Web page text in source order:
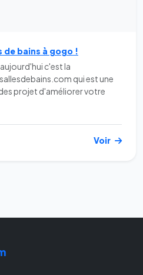
de bains à gogo !
c'est la
qui est une
projet d'améliorer votre
Voir